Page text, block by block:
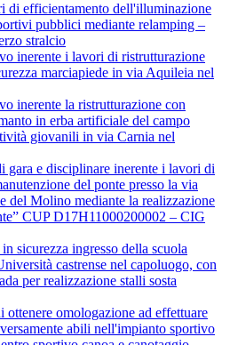
di efficientamento dell'illuminazione
pubblici mediante relamping –
stralcio
inerente i lavori di ristrutturazione
marciapiede in via Aquileia nel
inerente la ristrutturazione con
in erba artificiale del campo
giovanili in via Carnia nel
gara e disciplinare inerente i lavori di
del ponte presso la via
del Molino mediante la realizzazione
CUP D17H11000200002 – CIG
sicurezza ingresso della scuola
castrense nel capoluogo, con
per realizzazione stalli sosta
ottenere omologazione ad effettuare
abili nell'impianto sportivo